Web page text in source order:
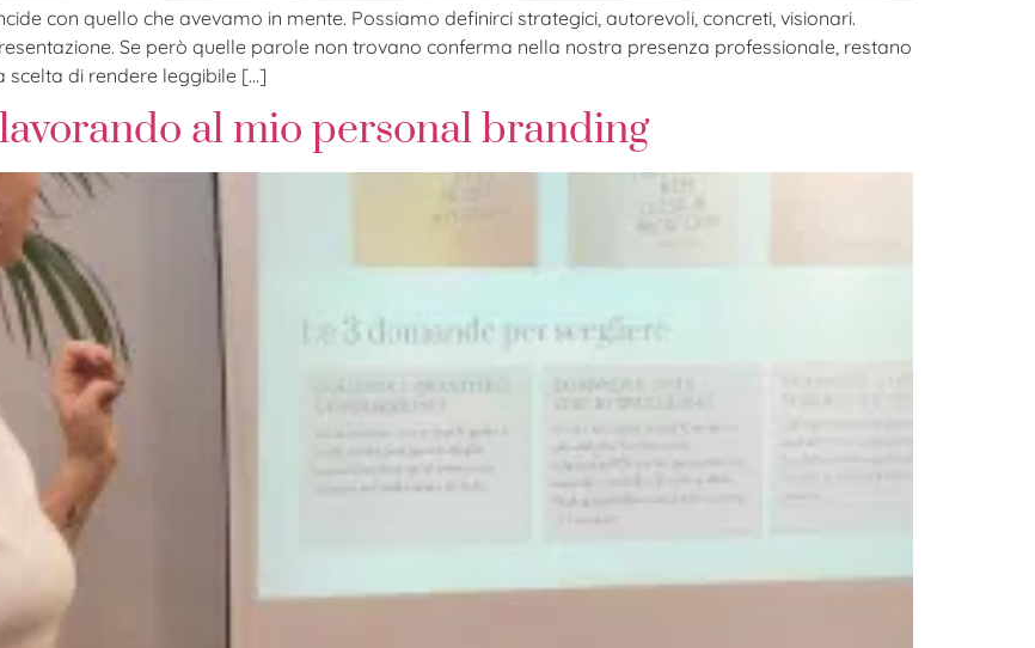
con quello che avevamo in mente. Possiamo definirci strategici, autorevoli, concreti, visionari.
Se però quelle parole non trovano conferma nella nostra presenza professionale, restano
scelta di rendere leggibile […]
al mio personal branding